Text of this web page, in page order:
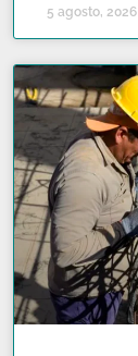
5 agosto, 2026